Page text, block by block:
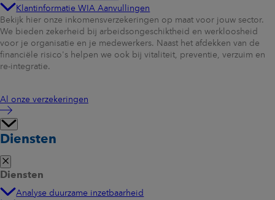
Klantinformatie WIA Aanvullingen
Bekijk hier onze inkomensverzekeringen op maat voor jouw sector.
We bieden zekerheid bij arbeidsongeschiktheid en werkloosheid
voor je organisatie en je medewerkers. Naast het afdekken van de
financiële risico's helpen we ook bij vitaliteit, preventie, verzuim en
re-integratie.
Al onze verzekeringen
Diensten
Diensten
Analyse duurzame inzetbaarheid